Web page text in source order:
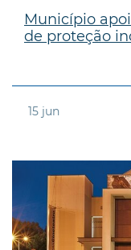
Município
de proteção
15 jun